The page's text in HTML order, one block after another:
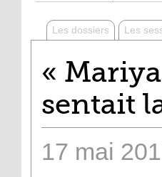
Les dossiers Les
«
sentait
17 mai